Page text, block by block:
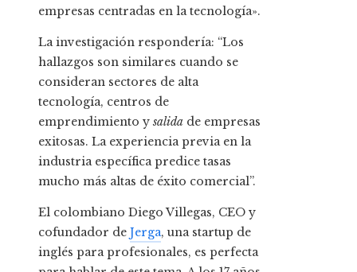
empresas centradas en la tecnología».
La investigación respondería: “Los
hallazgos son similares cuando se
consideran sectores de alta
tecnología, centros de
emprendimiento y salida de empresas
exitosas. La experiencia previa en la
industria específica predice tasas
mucho más altas de éxito comercial”.
El colombiano Diego Villegas, CEO y
cofundador de Jerga, una startup de
inglés para profesionales, es perfecta